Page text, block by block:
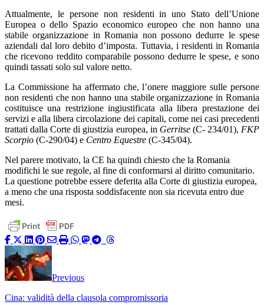
Attualmente, le persone non residenti in uno Stato dell’Unione
Europea o dello Spazio economico europeo che non hanno una
stabile organizzazione in Romania non possono dedurre le spese
aziendali dal loro debito d’imposta. Tuttavia, i residenti in Romania
che ricevono reddito comparabile possono dedurre le spese, e sono
quindi tassati solo sul valore netto.
La Commissione ha affermato che, l’onere maggiore sulle persone
non residenti che non hanno una stabile organizzazione in Romania
costituisce una restrizione ingiustificata alla libera prestazione dei
servizi e alla libera circolazione dei capitali, come nei casi precedenti
trattati dalla Corte di giustizia europea, in Gerritse(C- 234/01), FKP
Scorpio (C-290/04) e Centro Equestre (C-345/04).
Nel parere motivato, la CE ha quindi chiesto che la Romania
modifichi le sue regole, al fine di conformarsi al diritto comunitario.
La questione potrebbe essere deferita alla Corte di giustizia europea,
a meno che una risposta soddisfacente non sia ricevuta entro due
mesi.
Previous
Cina: validità della clausola compromissoria